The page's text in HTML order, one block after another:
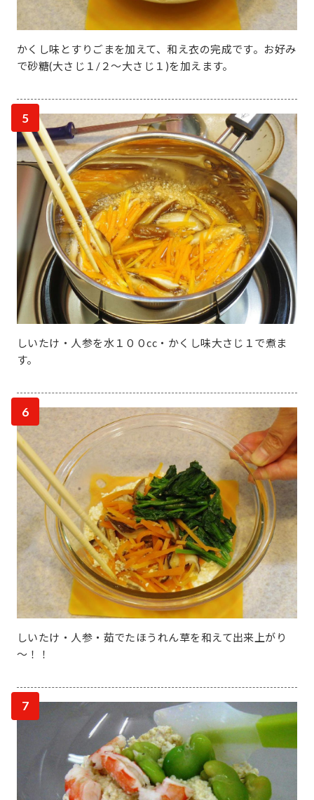
かくし味とすりごまを加えて、和え衣の完成です。お好み
で砂糖(大さじ１/２～大さじ１)を加えます。
5
しいたけ・人参を水１００cc・かくし味大さじ１で煮ま
す。
6
しいたけ・人参・茹でたほうれん草を和えて出来上がり
～！！
7